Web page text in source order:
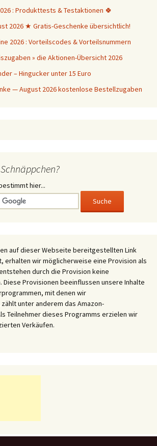
: Produkttests & Testaktionen 🍀
2026 ★ Gratis-Geschenke übersichtlich!
2026 : Vorteilscodes & Vorteilsnummern
» die Aktionen-Übersicht 2026
– Hingucker unter 15 Euro
— August 2026 kostenlose Bestellzugaben
hier...
auf dieser Webseite bereitgestellten Link
erhalten wir möglicherweise eine Provision als
durch die Provision keine
Diese Provisionen beeinflussen unsere Inhalte
mit denen wir
unter anderem das Amazon-
Teilnehmer dieses Programms erzielen wir
Verkäufen.